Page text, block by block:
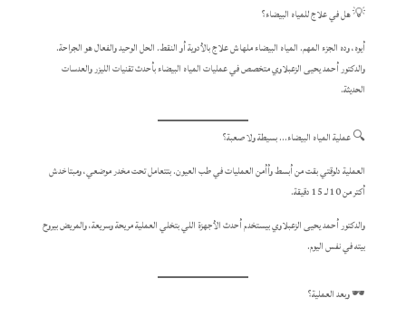
💡 هل في علاج للمياه البيضاء؟
أيوه، وده الجزء المهم. المياه البيضاء ملهاش علاج بالأدوية أو النقط. الحل الوحيد والفعال هو الجراحة.
والدكتور أحمد يحيى الزعبلاوي متخصص في عمليات المياه البيضاء بأحدث تقنيات الليزر والعدسات
الحديثة.
🔍 عملية المياه البيضاء… بسيطة ولا صعبة؟
العملية دلوقتي بقت من أبسط وأأمن العمليات في طب العيون. بتتعامل تحت مخدر موضعي، ومبتاخدش
أكتر من 10 لـ 15 دقيقة.
والدكتور أحمد يحيى الزعبلاوي بيستخدم أحدث الأجهزة اللي بتخلي العملية مريحة وسريعة، والمريض بيروح
بيته في نفس اليوم.
🕶️ وبعد العملية؟